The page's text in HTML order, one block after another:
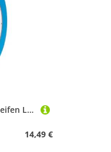
Wdbild Fahrradfahrer Reifen Liner Mit Tränensistenten Universalien Tubeless Felgen Klebeband Für Mountainbikes Fahrräder Dubeless Felgen Klebeband
14,49 €